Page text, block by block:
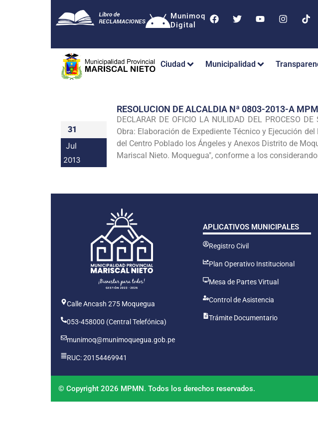
Munimoq
Digital
Ciudad Municipalidad
31
Jul
2013
RESOLUCION DE ALCALDIA Nª 0803-2013-A
DECLARAR DE OFICIO LA NULIDAD DEL PROCESO DE
Obra: Elaboraciónde Expediente Técnico y Ejecución
del Centro Poblado los Ángeles y Anexos Distrito de
Mariscal Nieto. Moquegua", conforme a los
Calle Ancash 275 Moquegua
053-458000 (Central Telefónica)
munimoq@munimoquegua.gob.pe
RUC: 20154469941
APLICATIVOS MUNICIPALES
Registro Civil
Plan Operativo Institucional
Mesa de Partes Virtual
Control de Asistencia
Trámite Documentario
© Copyright 2026 MPMN. Todos los derechos reservados.